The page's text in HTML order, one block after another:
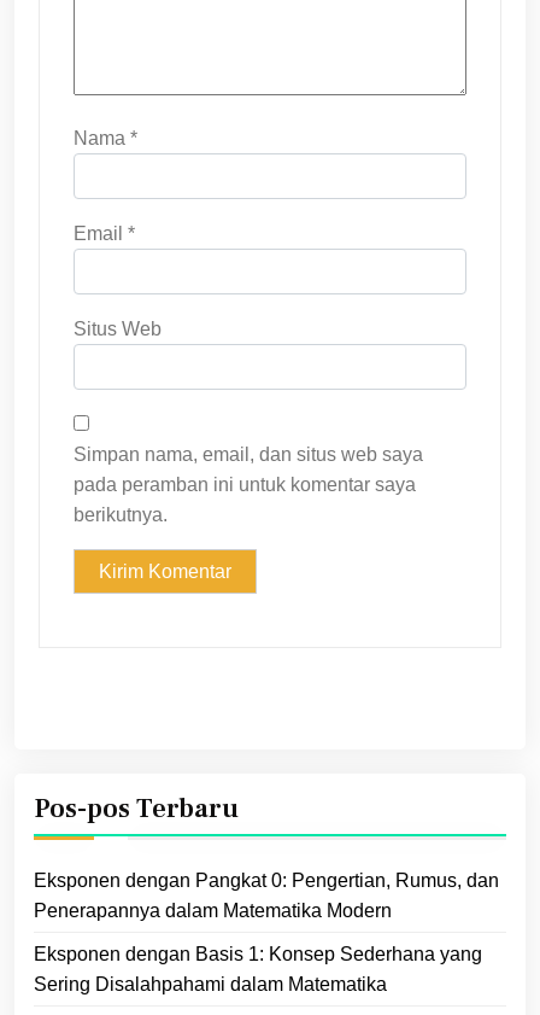
Nama *
Email *
Situs Web
Simpan nama, email, dan situs web saya
pada peramban ini untuk komentar saya
berikutnya.
Pos-pos Terbaru
Eksponen dengan Pangkat 0: Pengertian, Rumus, dan
Penerapannya dalam Matematika Modern
Eksponen dengan Basis 1: Konsep Sederhana yang
Sering Disalahpahami dalam Matematika